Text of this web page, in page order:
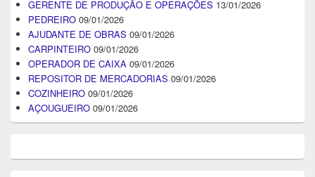
GERENTE DE PRODUÇÃO E OPERAÇÕES 13/01/2026
PEDREIRO 09/01/2026
AJUDANTE DE OBRAS 09/01/2026
CARPINTEIRO 09/01/2026
OPERADOR DE CAIXA 09/01/2026
REPOSITOR DE MERCADORIAS 09/01/2026
COZINHEIRO 09/01/2026
AÇOUGUEIRO 09/01/2026